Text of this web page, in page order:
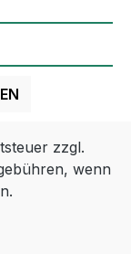
zzgl.
wenn